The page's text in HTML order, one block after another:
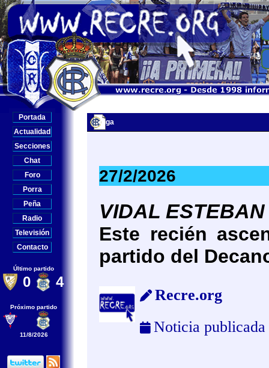
Último partido
0 4
Próximo partido
11/8/2026
Liga
27/2/2026
VIDAL
Este recién
partido del
Recre.org
Noticia publicada
Portada
Actualidad
Secciones
Chat
Foro
Porra
Peña
Radio
Televisión
Contacto